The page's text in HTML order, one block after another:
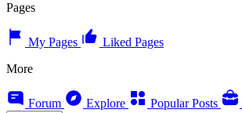
Pages
My Pages
Liked Pages
More
Forum Explore Popular Posts